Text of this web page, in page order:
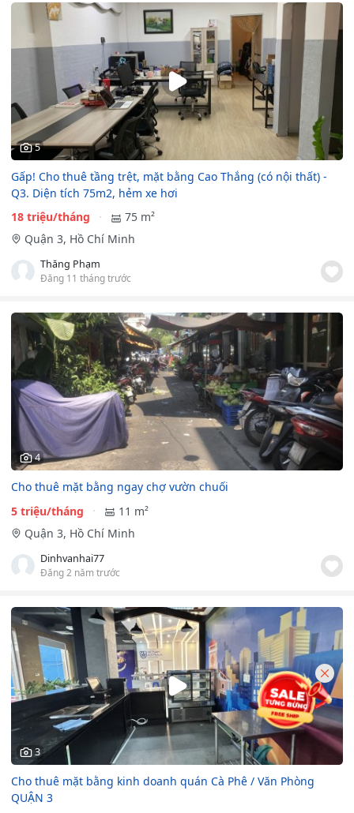
5
Gấp! Cho thuê tầng trệt, mặt bằng Cao Thắng (có nội thất) -
Q3. Diện tích 75m2, hẻm xe hơi
18 triệu/tháng
75 m²
Quận 3, Hồ Chí Minh
Thăng Phạm
Đăng 11 tháng trước
4
Cho thuê mặt bằng ngay chợ vườn chuối
5 triệu/tháng
11 m²
Quận 3, Hồ Chí Minh
Dinhvanhai77
Đăng 2 năm trước
3
Cho thuê mặt bằng kinh doanh quán Cà Phê / Văn Phòng
QUẬN 3